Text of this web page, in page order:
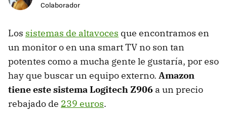
Colaborador
Los sistemas de altavoces que encontramos en
un monitor o en una smart TV no son tan
potentes como a mucha gente le gustaría, por eso
hay que buscar un equipo externo. Amazon
tiene este sistema Logitech Z906 a un precio
rebajado de 239 euros.